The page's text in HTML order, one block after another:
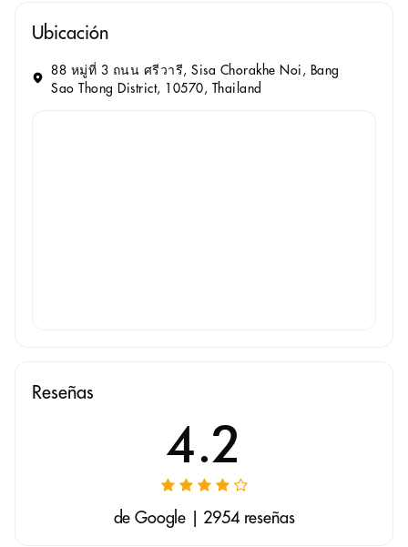
Ubicación
88 หมู่ที่ 3 ถนน ศรีวารี, Sisa Chorakhe Noi, Bang
Sao Thong District, 10570, Thailand
Reseñas
4.2
de Google | 2954 reseñas